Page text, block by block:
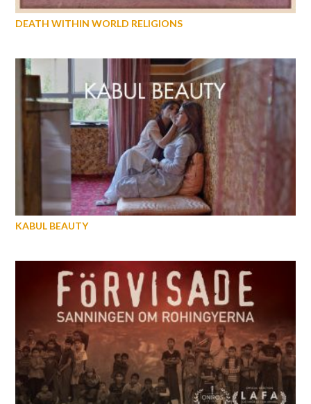
DEATH WITHIN WORLD RELIGIONS
KABUL BEAUTY